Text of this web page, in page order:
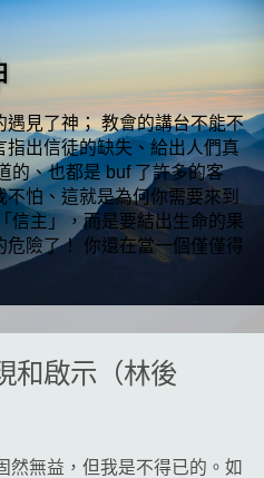
見了神； 教會的講台不能不
出信徒的缺失、給出人們真
的、也都是 buf 了許多的客
怕、這就是為何你需要來到
信主」，而是要結出生命的果
險了！ 你還在當一個僅僅得
和啟示（林後
然無益，但我是不得已的。如